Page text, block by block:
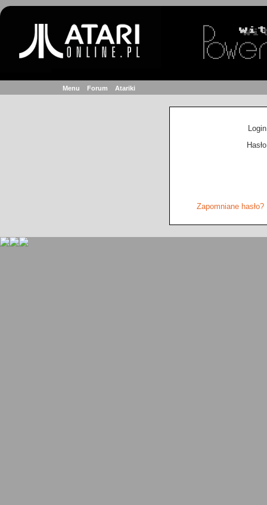
Menu Forum Atariki
Login
Hasło
Zapomniane hasło?